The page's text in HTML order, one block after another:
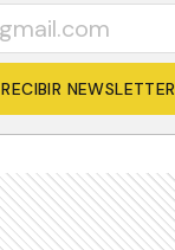
RECIBIR NEWSLETTER